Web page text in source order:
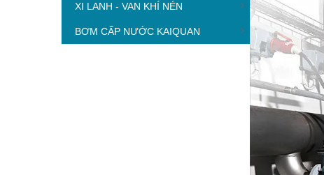
XI LANH - VAN KHÍ NÉN
BƠM CẤP NƯỚC KAIQUAN